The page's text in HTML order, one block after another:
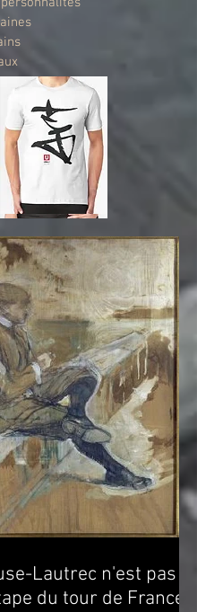
Lautrec n'est pas
du tour de France!